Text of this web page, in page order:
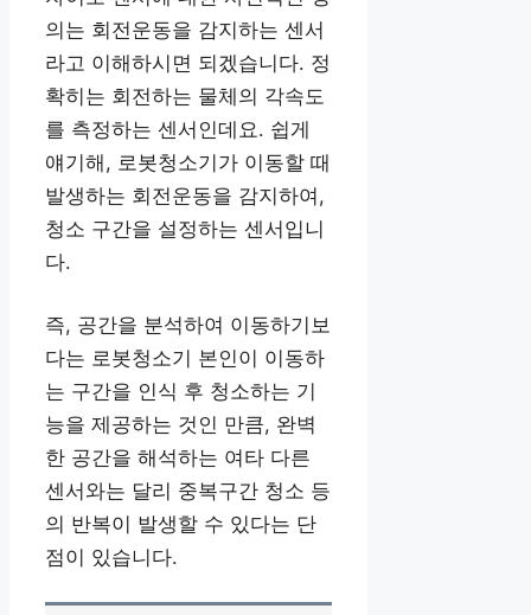
의는 회전운동을 감지하는 센서
라고 이해하시면 되겠습니다. 정
확히는 회전하는 물체의 각속도
를 측정하는 센서인데요. 쉽게
얘기해, 로봇청소기가 이동할 때
발생하는 회전운동을 감지하여,
청소 구간을 설정하는 센서입니
다.
즉, 공간을 분석하여 이동하기보
다는 로봇청소기 본인이 이동하
는 구간을 인식 후 청소하는 기
능을 제공하는 것인 만큼, 완벽
한 공간을 해석하는 여타 다른
센서와는 달리 중복구간 청소 등
의 반복이 발생할 수 있다는 단
점이 있습니다.